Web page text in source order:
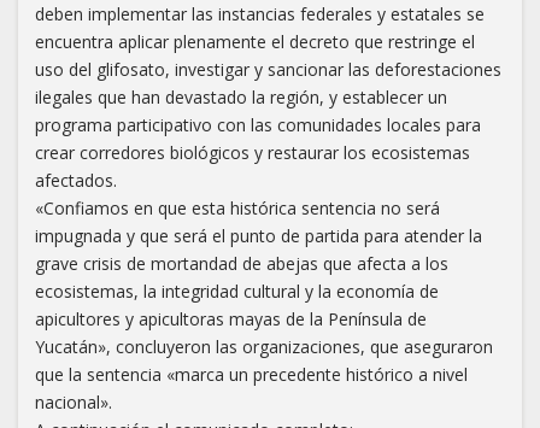
deben implementar las instancias federales y estatales se
encuentra aplicar plenamente el decreto que restringe el
uso del glifosato, investigar y sancionar las deforestaciones
ilegales que han devastado la región, y establecer un
programa participativo con las comunidades locales para
crear corredores biológicos y restaurar los ecosistemas
afectados.
«Confiamos en que esta histórica sentencia no será
impugnada y que será el punto de partida para atender la
grave crisis de mortandad de abejas que afecta a los
ecosistemas, la integridad cultural y la economía de
apicultores y apicultoras mayas de la Península de
Yucatán», concluyeron las organizaciones, que aseguraron
que la sentencia «marca un precedente histórico a nivel
nacional».